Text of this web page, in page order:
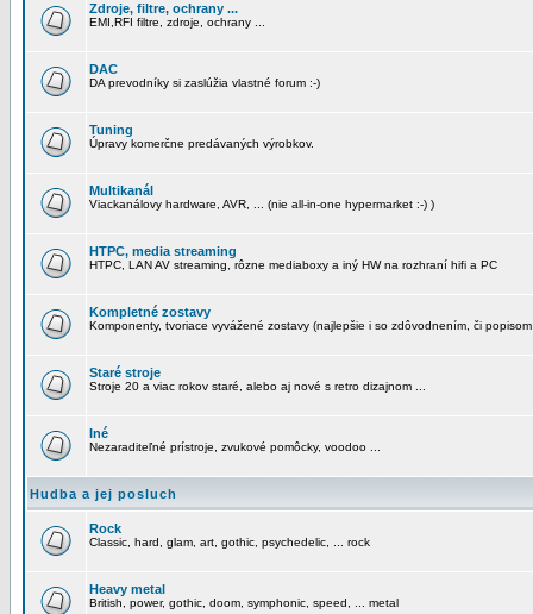
Zdroje, filtre, ochrany ...
EMI,RFI filtre, zdroje, ochrany ...
DAC
DA prevodníky si zaslúžia vlastné forum :-)
Tuning
Úpravy komerčne predávaných výrobkov.
Multikanál
Viackanálovy hardware, AVR, ... (nie all-in-one hypermarket :-) )
HTPC, media streaming
HTPC, LAN AV streaming, rôzne mediaboxy a iný HW na rozhraní hifi a PC
Kompletné zostavy
Komponenty, tvoriace vyvážené zostavy (najlepšie i so zdôvodnením, či
Staré stroje
Stroje 20 a viac rokov staré, alebo aj nové s retro dizajnom ...
Iné
Nezaraditeľné prístroje, zvukové pomôcky, voodoo ...
Hudba a jej posluch
Rock
Classic, hard, glam, art, gothic, psychedelic, ... rock
Heavy metal
British, power, gothic, doom, symphonic, speed, ... metal